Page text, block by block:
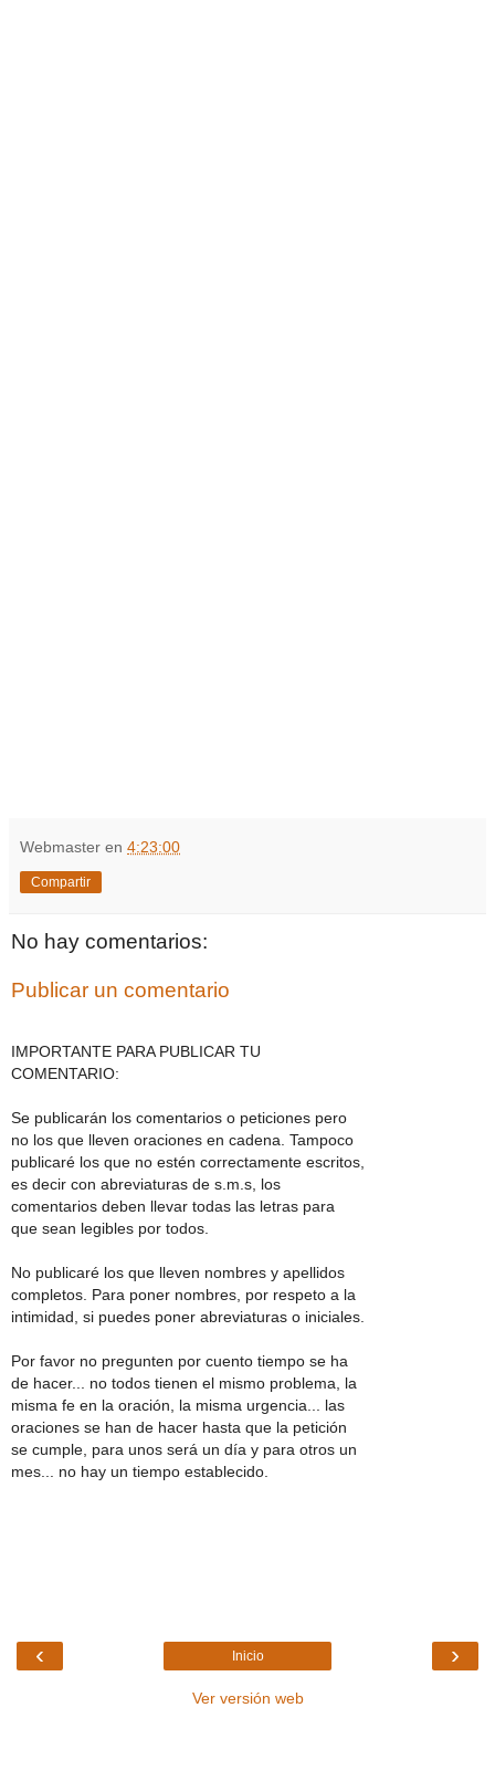
Webmaster en 4:23:00
Compartir
No hay comentarios:
Publicar un comentario
IMPORTANTE PARA PUBLICAR TU
COMENTARIO:
Se publicarán los comentarios o peticiones pero
no los que lleven oraciones en cadena. Tampoco
publicaré los que no estén correctamente escritos,
es decir con abreviaturas de s.m.s, los
comentarios deben llevar todas las letras para
que sean legibles por todos.
No publicaré los que lleven nombres y apellidos
completos. Para poner nombres, por respeto a la
intimidad, si puedes poner abreviaturas o iniciales.
Por favor no pregunten por cuento tiempo se ha
de hacer... no todos tienen el mismo problema, la
misma fe en la oración, la misma urgencia... las
oraciones se han de hacer hasta que la petición
se cumple, para unos será un día y para otros un
mes... no hay un tiempo establecido.
‹ ›
Inicio
Ver versión web